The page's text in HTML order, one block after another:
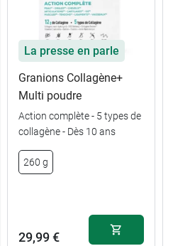
La presse en parle
Granions Collagène+
Multi poudre
Action complète - 5 types de
collagène - Dès 10 ans
260 g
29,99 €